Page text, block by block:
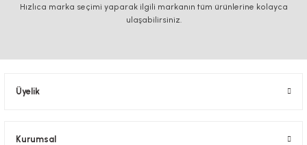
Hızlıca marka seçimi yaparak ilgili markanın tüm ürünlerine kolayca
ulaşabilirsiniz.
Üyelik
Kurumsal